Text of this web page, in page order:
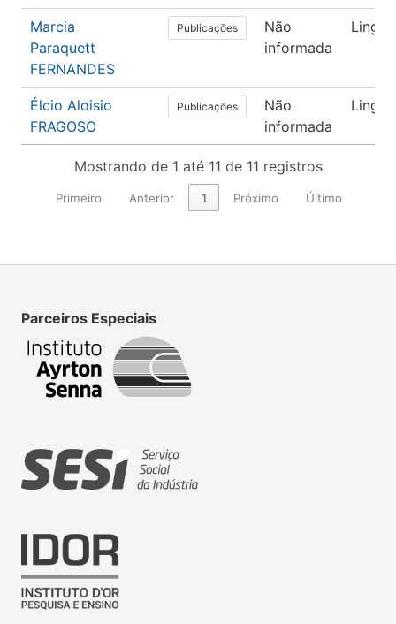
Marcia
Paraquett
FERNANDES
Publicações
Não
informada
Élcio Aloisio
FRAGOSO
Publicações
Não
informada
Mostrando de 1 até 11 de 11 registros
Primeiro Anterior 1 Próximo Último
Parceiros Especiais